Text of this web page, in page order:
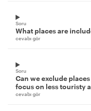
Soru
What places are
cevabı gör
Soru
Can we exclude
focus on less touristy
cevabı gör